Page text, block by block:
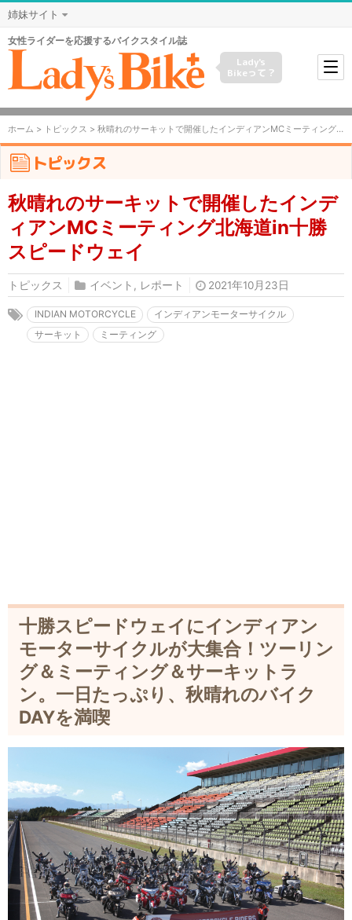
姉妹サイト
女性ライダーを応援するバイクスタイル誌
Lady's
Bikeって？
ホーム > トピックス > 秋晴れのサーキットで開催したインディアンMCミーティング北海道in十勝スピードウェイ
トピックス
秋晴れのサーキットで開催したインデ
ィアンMCミーティング北海道in十勝
スピードウェイ
トピックス イベント , レポート 2021年10月23日
INDIAN MOTORCYCLE
インディアンモーターサイクル
サーキット
ミーティング
十勝スピードウェイにインディアン
モーターサイクルが大集合！ツーリン
グ＆ミーティング＆サーキットラ
ン。一日たっぷり、秋晴れのバイク
DAYを満喫